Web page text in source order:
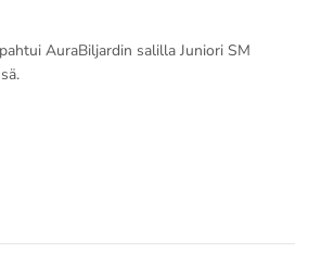
AuraBiljardin salilla Juniori SM